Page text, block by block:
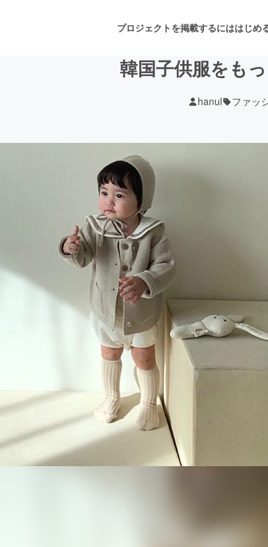
プロジェクトを掲載するにははじめ
音楽
ト ゲーム・サービス開発
書籍・雑誌出版
チャレンジ
CAMPFIRE for Social Good
CAMPFIREふるさと納税
韓国子供服をも
hanul ファッ